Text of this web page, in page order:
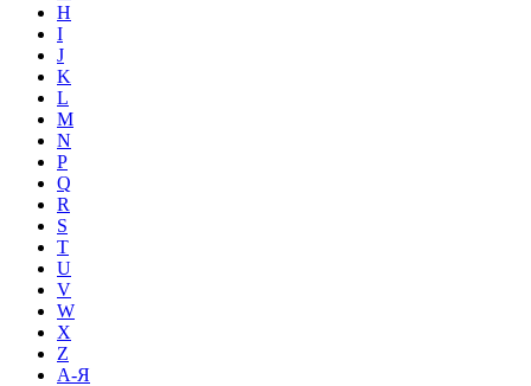
H
I
J
K
L
M
N
P
Q
R
S
T
U
V
W
X
Z
А-Я